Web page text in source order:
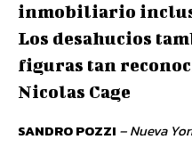
inmobiliario
Los desahucios
figuras tan
Nicolas Cage
SANDRO POZZI – Nueva